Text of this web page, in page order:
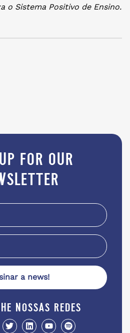
o Sistema Positivo de Ensino.
for our
a news!
nossas redes